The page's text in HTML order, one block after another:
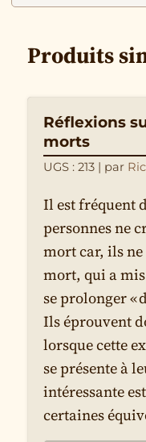
Produits
Réflexions
morts
UGS : 213 | par
Il est fréquent
personnes ne
mort car, ils
mort, qui a
se prolonger «
Ils éprouvent
lorsque cette
se présente à
intéressante
certaines